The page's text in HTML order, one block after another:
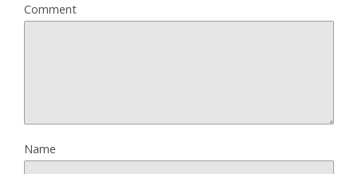
Comment
Name